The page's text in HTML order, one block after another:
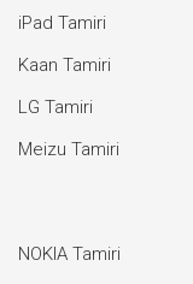
iPad Tamiri
Kaan Tamiri
LG Tamiri
Meizu Tamiri
NOKIA Tamiri